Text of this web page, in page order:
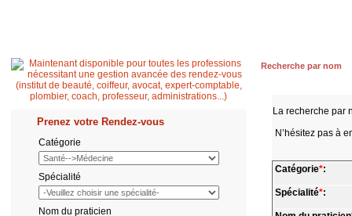
Prenez votre Rendez-vous
Catégorie
Spécialité
Nom du praticien
Recherche par nom
La recherche par
N’hésitez pas à
Catégorie*:
Spécialité*: